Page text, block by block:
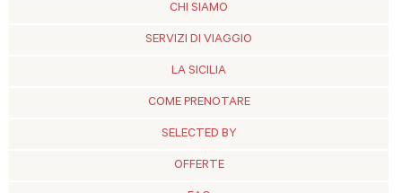
CHI SIAMO
SERVIZI DI VIAGGIO
LA SICILIA
COME PRENOTARE
SELECTED BY
OFFERTE